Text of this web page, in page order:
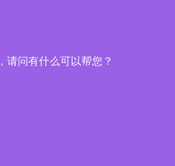
请问有什么可以帮您？